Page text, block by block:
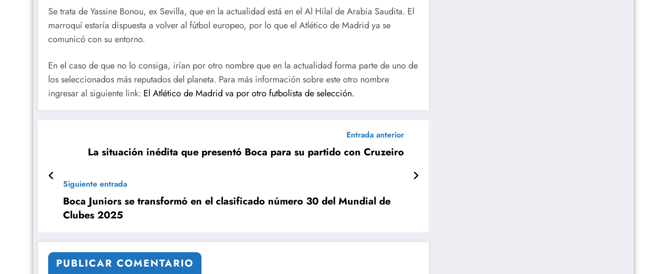
Se trata de Yassine Bonou, ex Sevilla, que en la actualidad está en el Al Hilal de Arabia Saudita. El
marroquí estaría dispuesta a volver al fútbol europeo, por lo que el Atlético de Madrid ya se
comunicó con su entorno.
En el caso de que no lo consiga, irían por otro nombre que en la actualidad forma parte de uno de
los seleccionados más reputados del planeta. Para más información sobre este otro nombre
ingresar al siguiente link: El Atlético de Madrid va por otro futbolista de selección.
Entrada anterior
La situación inédita que presentó Boca para su partido con Cruzeiro
Siguiente entrada
Boca Juniors se transformó en el clasificado número 30 del Mundial de
Clubes 2025
PUBLICAR COMENTARIO